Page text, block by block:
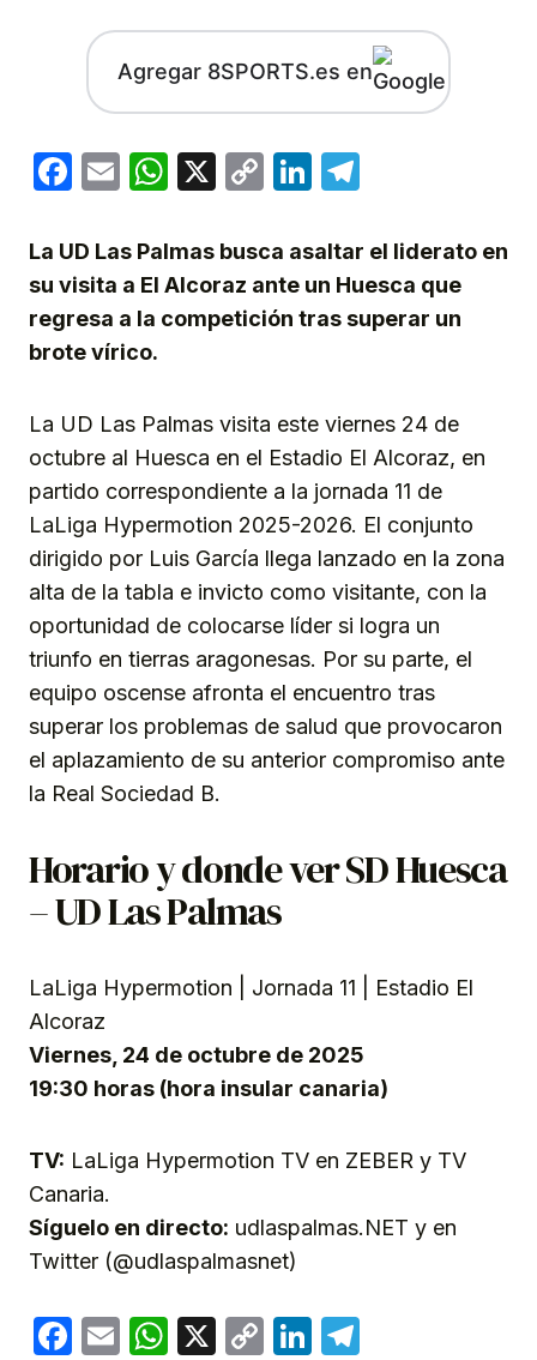
Agregar 8SPORTS.es en
Facebook
EmailWhatsApp
X
CopyLinkedIn
La UD Las Palmas busca asaltar el liderato en
su visita a El Alcoraz ante un Huesca que
regresa a la competición tras superar un
brote vírico.
La UD Las Palmas visita este viernes 24 de
octubre al Huesca en el Estadio El Alcoraz, en
partido correspondiente a la jornada 11 de
LaLiga Hypermotion 2025-2026. El conjunto
dirigido por Luis García llega lanzado en la zona
alta de la tabla e invicto como visitante, con la
oportunidad de colocarse líder si logra un
triunfo en tierras aragonesas. Por su parte, el
equipo oscense afronta el encuentro tras
superar los problemas de salud que provocaron
el aplazamiento de su anterior compromiso ante
la Real Sociedad B.
Horario y donde ver SD Huesca
– UD Las Palmas
LaLiga Hypermotion | Jornada 11 | Estadio El
Alcoraz
Viernes, 24 de octubre de 2025
19:30 horas (hora insular canaria)
TV: LaLiga Hypermotion TV en ZEBER y TV
Canaria.
Síguelo en directo: udlaspalmas.NET y en
Twitter (@udlaspalmasnet)
Facebook
EmailWhatsApp
X
CopyLinkedIn